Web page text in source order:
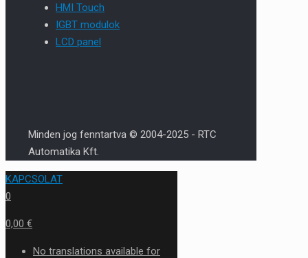
HMI Touch
IGBT modulok
LCD panel
Minden jog fenntartva © 2004-2025 - RTC
Automatika Kft.
KAPCSOLAT
0
0,00 €
No translations available for